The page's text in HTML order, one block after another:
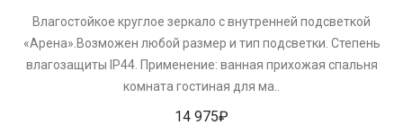
Влагостойкое круглое зеркало с внутренней подсветкой
«Арена».Возможен любой размер и тип подсветки. Степень
влагозащиты IP44. Применение: ванная прихожая спальня
комната гостиная для ма..
14 975₽